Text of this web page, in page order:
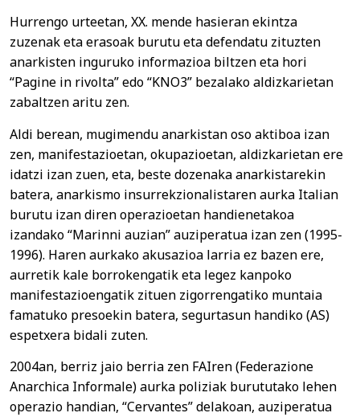
Hurrengo urteetan, XX. mende hasieran ekintza
zuzenak eta erasoak burutu eta defendatu zituzten
anarkisten inguruko informazioa biltzen eta hori
“Pagine in rivolta” edo “KNO3” bezalako aldizkarietan
zabaltzen aritu zen.
Aldi berean, mugimendu anarkistan oso aktiboa izan
zen, manifestazioetan, okupazioetan, aldizkarietan ere
idatzi izan zuen, eta, beste dozenaka anarkistarekin
batera, anarkismo insurrekzionalistaren aurka Italian
burutu izan diren operazioetan handienetakoa
izandako “Marinni auzian” auziperatua izan zen (1995-
1996). Haren aurkako akusazioa larria ez bazen ere,
aurretik kale borrokengatik eta legez kanpoko
manifestazioengatik zituen zigorrengatiko muntaia
famatuko presoekin batera, segurtasun handiko (AS)
espetxera bidali zuten.
2004an, berriz jaio berria zen FAIren (Federazione
Anarchica Informale) aurka poliziak burututako lehen
operazio handian, “Cervantes” delakoan, auziperatua